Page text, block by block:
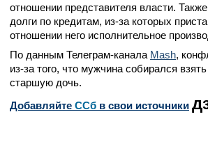
отношении представителя власти.
долги по кредитам, из-за которых
отношении него исполнительное
По данным Телеграм-канала Mash,
из-за того, что мужчина собирался
старшую дочь.
Добавляйте CСб в свои источники